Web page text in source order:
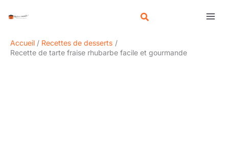
Accueil
Recettes de desserts
Recette de tarte fraise rhubarbe facile et gourmande
e
h